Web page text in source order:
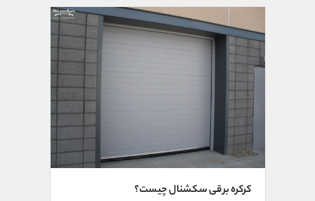
کرکره برقی سکشنال چیست؟